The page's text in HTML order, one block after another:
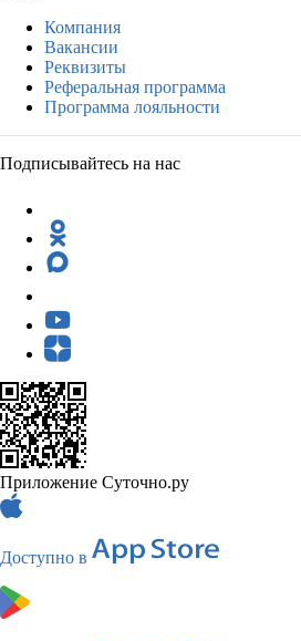
Компания
Вакансии
Реквизиты
Реферальная программа
Программа лояльности
Подписывайтесь на нас
Приложение Суточно.ру
Доступно в